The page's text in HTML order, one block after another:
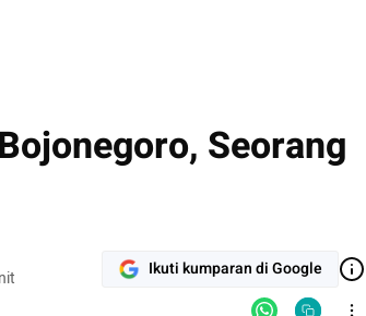
Seorang
Ikuti kumparan di Google